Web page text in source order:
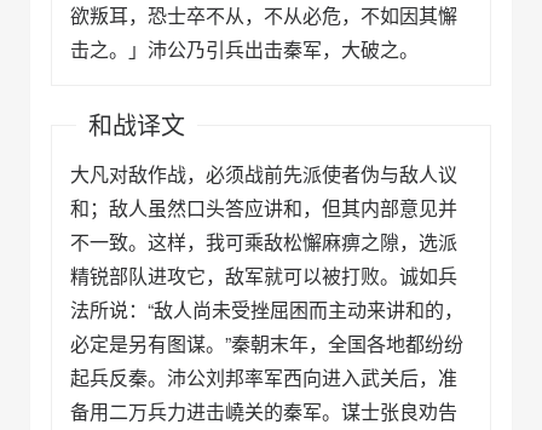
欲叛耳，恐士卒不从，不从必危，不如因其懈
击之。」沛公乃引兵出击秦军，大破之。
和战译文
大凡对敌作战，必须战前先派使者伪与敌人议
和；敌人虽然口头答应讲和，但其内部意见并
不一致。这样，我可乘敌松懈麻痹之隙，选派
精锐部队进攻它，敌军就可以被打败。诚如兵
法所说：“敌人尚未受挫屈困而主动来讲和的，
必定是另有图谋。”秦朝末年，全国各地都纷纷
起兵反秦。沛公刘邦率军西向进入武关后，准
备用二万兵力进击嶢关的秦军。谋士张良劝告